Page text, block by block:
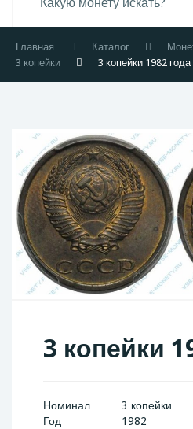
Главная Каталог
3 копейки
3 копейки 1982 года
3 копейки
Номинал
3 копейки
Год
1982